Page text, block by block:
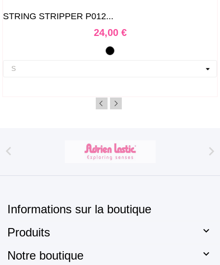
STRING STRIPPER P012...
Prix
24,00 €
Noir
 
Informations sur la boutique
Produits

Notre boutique 